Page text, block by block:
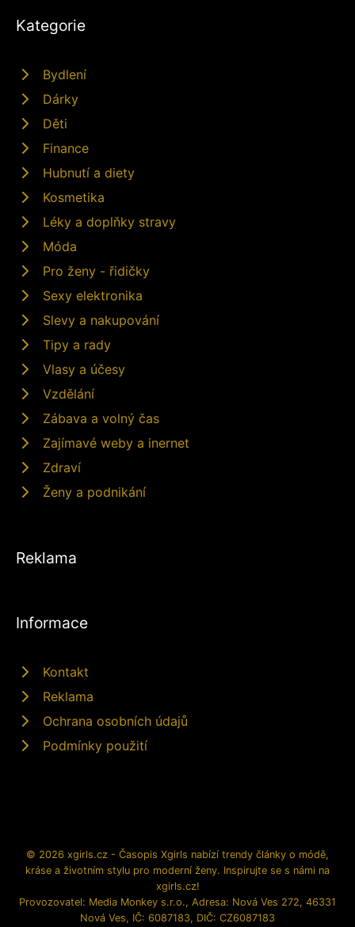
Kategorie
Bydlení
Dárky
Děti
Finance
Hubnutí a diety
Kosmetika
Léky a doplňky stravy
Móda
Pro ženy - řidičky
Sexy elektronika
Slevy a nakupování
Tipy a rady
Vlasy a účesy
Vzdělání
Zábava a volný čas
Zajímavé weby a inernet
Zdraví
Ženy a podnikání
Reklama
Informace
Kontakt
Reklama
Ochrana osobních údajů
Podmínky použití
© 2026 xgirls.cz - Časopis Xgirls nabízí trendy články o módě,
kráse a životním stylu pro moderní ženy. Inspirujte se s námi na
xgirls.cz!
Provozovatel: Media Monkey s.r.o., Adresa: Nová Ves 272, 46331
Nová Ves, IČ: 6087183, DIČ: CZ6087183